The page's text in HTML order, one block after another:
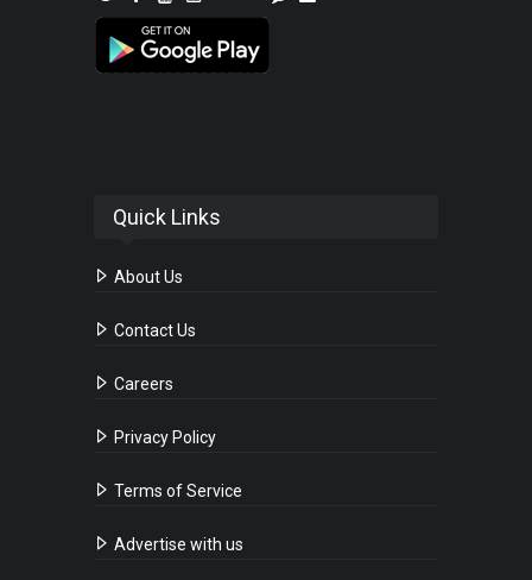
Quick Links
About Us
Contact Us
Careers
Privacy Policy
Terms of Service
Advertise with us